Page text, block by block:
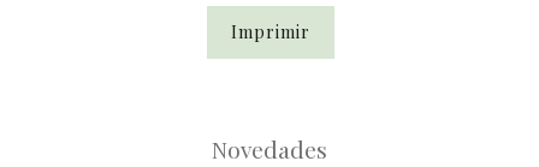
Imprimir
Novedades